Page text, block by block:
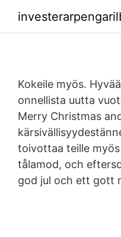
Kokeile myös.
onnellista uutta
Merry Christmas
toivottaa teille
tålamod, och
god jul och ett gott